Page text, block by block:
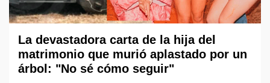
La devastadora carta de la hija del
matrimonio que murió aplastado por un
árbol: "No sé cómo seguir"